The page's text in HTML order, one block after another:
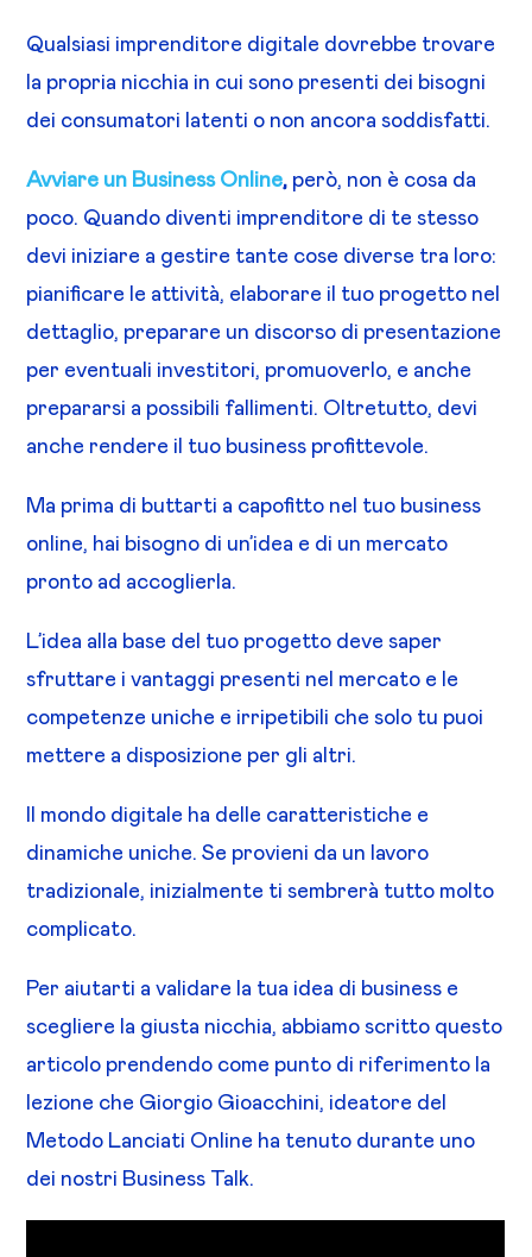
Qualsiasi imprenditore digitale dovrebbe trovare
la propria nicchia in cui sono presenti dei bisogni
dei consumatori latenti o non ancora soddisfatti.
Avviare un Business Online, però, non è cosa da
poco. Quando diventi imprenditore di te stesso
devi iniziare a gestire tante cose diverse tra loro:
pianificare le attività, elaborare il tuo progetto nel
dettaglio, preparare un discorso di presentazione
per eventuali investitori, promuoverlo, e anche
prepararsi a possibili fallimenti. Oltretutto, devi
anche rendere il tuo business profittevole.
Ma prima di buttarti a capofitto nel tuo business
online, hai bisogno di un’idea e di un mercato
pronto ad accoglierla.
L’idea alla base del tuo progetto deve saper
sfruttare i vantaggi presenti nel mercato e le
competenze uniche e irripetibili che solo tu puoi
mettere a disposizione per gli altri.
Il mondo digitale ha delle caratteristiche e
dinamiche uniche. Se provieni da un lavoro
tradizionale, inizialmente ti sembrerà tutto molto
complicato.
Per aiutarti a validare la tua idea di business e
scegliere la giusta nicchia, abbiamo scritto questo
articolo prendendo come punto di riferimento la
lezione che Giorgio Gioacchini, ideatore del
Metodo Lanciati Online ha tenuto durante uno
dei nostri Business Talk.